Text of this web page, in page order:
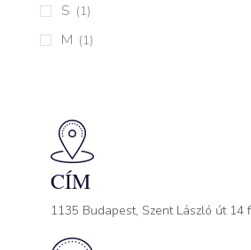
S (1)
M (1)
CÍM
1135 Budapest, Szent László út